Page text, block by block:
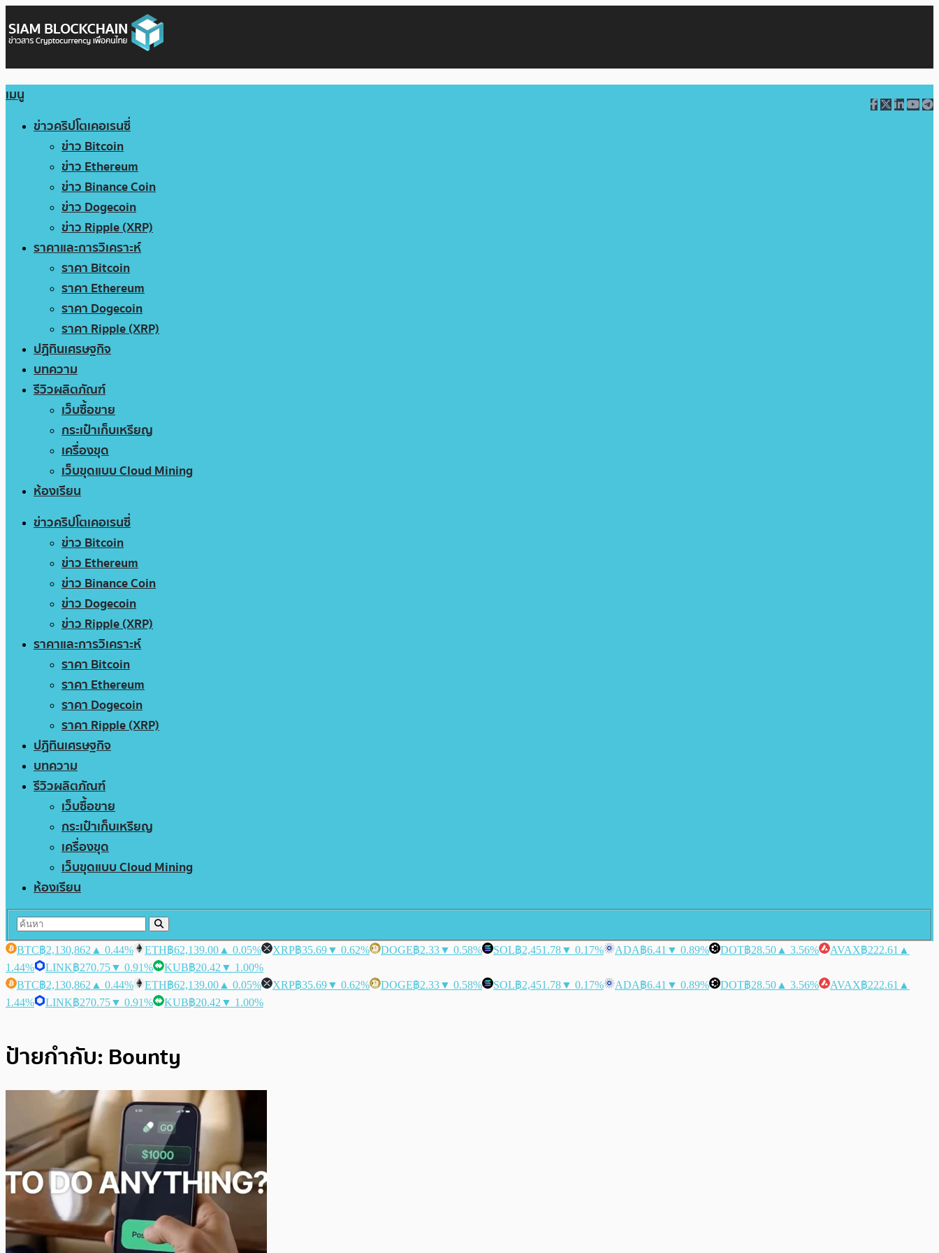
เมนู
ข่าวคริปโตเคอเรนซี่
ข่าว Bitcoin
ข่าว Ethereum
ข่าว Binance Coin
ข่าว Dogecoin
ข่าว Ripple (XRP)
ราคาและการวิเคราะห์
ราคา Bitcoin
ราคา Ethereum
ราคา Dogecoin
ราคา Ripple (XRP)
ปฏิทินเศรษฐกิจ
บทความ
รีวิวผลิตภัณฑ์
เว็บซื้อขาย
กระเป๋าเก็บเหรียญ
เครื่องขุด
เว็บขุดแบบ Cloud Mining
ห้องเรียน
ข่าวคริปโตเคอเรนซี่
ข่าว Bitcoin
ข่าว Ethereum
ข่าว Binance Coin
ข่าว Dogecoin
ข่าว Ripple (XRP)
ราคาและการวิเคราะห์
ราคา Bitcoin
ราคา Ethereum
ราคา Dogecoin
ราคา Ripple (XRP)
ปฏิทินเศรษฐกิจ
บทความ
รีวิวผลิตภัณฑ์
เว็บซื้อขาย
กระเป๋าเก็บเหรียญ
เครื่องขุด
เว็บขุดแบบ Cloud Mining
ห้องเรียน
BTC฿2,130,862 ▲ 0.44% ETH฿62,139.00 ▲ 0.05% XRP฿35.69▼ 0.62% DOGE฿2.33▼ 0.58% SOL฿2,451.78▼ 0.17% ADA฿6.41 ▼ 0.89% DOT฿28.50 ▲ 3.56% AVAX฿222.61 ▲
1.44%
LINK฿270.75▼ 0.91% KUB฿20.42 ▼ 1.00%
BTC฿2,130,862 ▲ 0.44% ETH฿62,139.00 ▲ 0.05% XRP฿35.69▼ 0.62% DOGE฿2.33▼ 0.58% SOL฿2,451.78▼ 0.17% ADA฿6.41 ▼ 0.89% DOT฿28.50 ▲ 3.56% AVAX฿222.61 ▲
1.44%
LINK฿270.75▼ 0.91% KUB฿20.42 ▼ 1.00%
ป้ายกำกับ: Bounty